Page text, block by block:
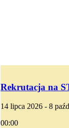
Rekrutacja na
14 lipca 2026 - 8
00:00